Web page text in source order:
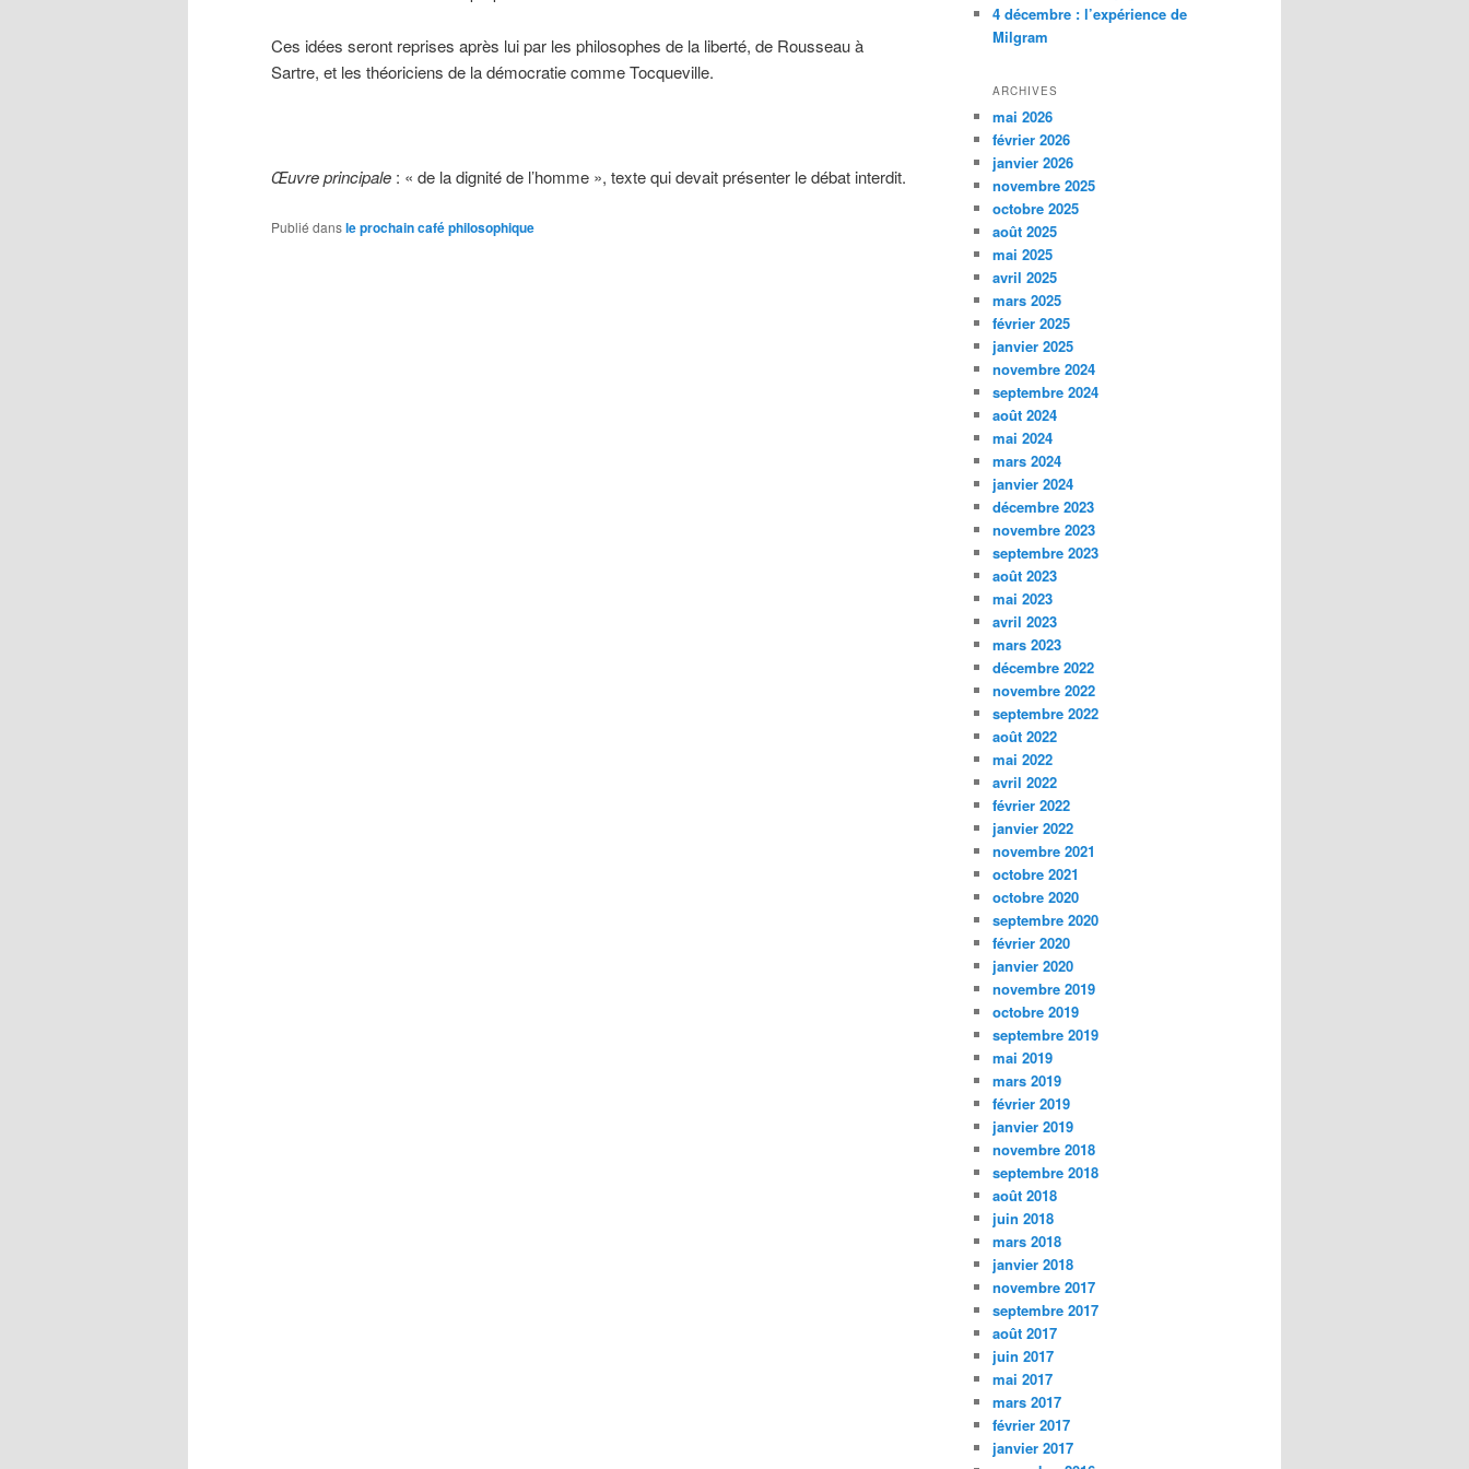
Ces idées seront reprises après lui par les philosophes de la liberté, de Rousseau à
Sartre, et les théoriciens de la démocratie comme Tocqueville.
Œuvre principale : « de la dignité de l’homme », texte qui devait présenter le débat interdit.
Publié dansle prochain café philosophique
4 décembre : l’expérience de
Milgram
ARCHIVES
mai 2026
février 2026
janvier 2026
novembre 2025
octobre 2025
août 2025
mai 2025
avril 2025
mars 2025
février 2025
janvier 2025
novembre 2024
septembre 2024
août 2024
mai 2024
mars 2024
janvier 2024
décembre 2023
novembre 2023
septembre 2023
août 2023
mai 2023
avril 2023
mars 2023
décembre 2022
novembre 2022
septembre 2022
août 2022
mai 2022
avril 2022
février 2022
janvier 2022
novembre 2021
octobre 2021
octobre 2020
septembre 2020
février 2020
janvier 2020
novembre 2019
octobre 2019
septembre 2019
mai 2019
mars 2019
février 2019
janvier 2019
novembre 2018
septembre 2018
août 2018
juin 2018
mars 2018
janvier 2018
novembre 2017
septembre 2017
août 2017
juin 2017
mai 2017
mars 2017
février 2017
janvier 2017